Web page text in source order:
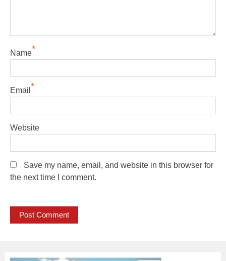
Name*
Email *
Website
Save my name, email, and website in this browser for
the next time I comment.